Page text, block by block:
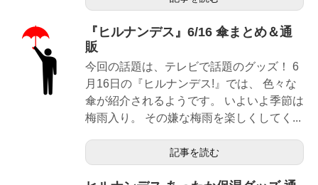
『ヒルナンデス』6/16 傘まとめ＆通
販
今回の話題は、テレビで話題のグッズ！ 6
月16日の『ヒルナンデス!』では、 色々な
傘が紹介されるようです。 いよいよ季節は
梅雨入り。 その嫌な梅雨を楽しくしてく...
記事を読む